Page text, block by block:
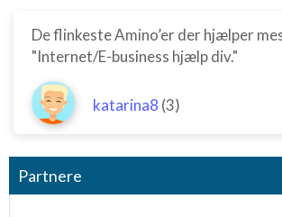
De flinkeste Amino’er der hjælper
"Internet/E-business hjælp div."
katarina8 (3)
Partnere